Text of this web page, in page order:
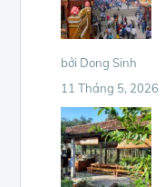
bởi Dong Sinh
11 Tháng 5, 2026